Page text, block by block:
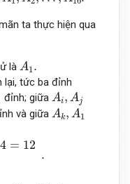
ta thực hiện qua
là A1.
A
lại, tức ba đỉnh
đỉnh; giữaAi, Aj
A j
và giữa Ak, A1
Ak, 1
4 = 12
.
≥ m=1